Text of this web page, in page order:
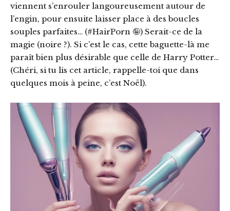
viennent s’enrouler langoureusement autour de
l’engin, pour ensuite laisser place à des boucles
souples parfaites… (#HairPorn 🤪) Serait-ce de la
magie (noire ?). Si c’est le cas, cette baguette-là me
paraît bien plus désirable que celle de Harry Potter…
(Chéri, si tu lis cet article, rappelle-toi que dans
quelques mois à peine, c’est Noël).